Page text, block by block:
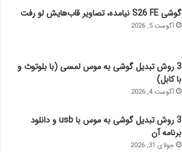
گوشی S26 FE نیامده، تصاویر قاب‌هایش لو رفت
آگوست 5, 2026
3 روش تبدیل گوشی به موس لمسی (با بلوتوث و
با کابل)
آگوست 4, 2026
3 روش تبدیل گوشی به موس با usb و دانلود
برنامه آن
جولای 31, 2026